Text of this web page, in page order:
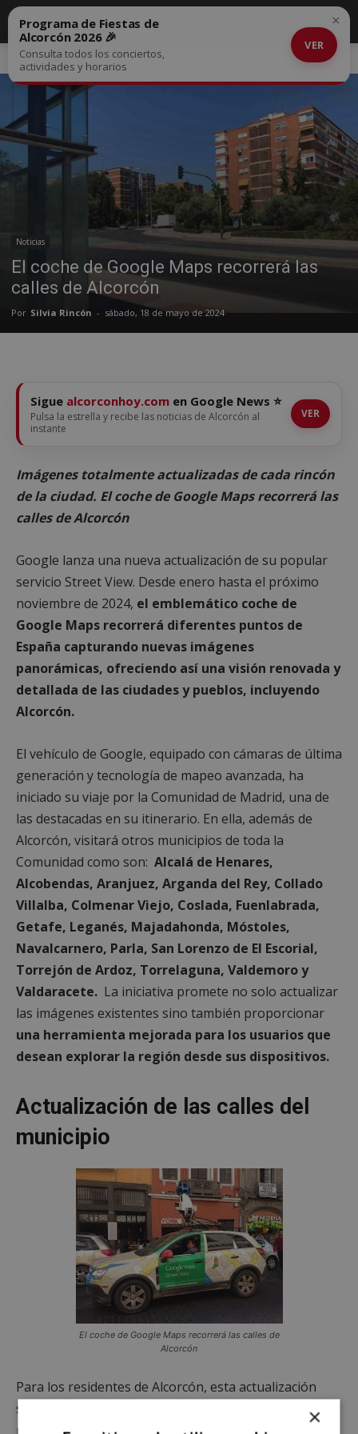
Inicio Noticias
Noticias
El coche de Google Maps recorrerá las
calles de Alcorcón
Por Silvia Rincón - sábado, 18 de mayo de 2024
Programa de Fiestas de
Alcorcón 2026 🎉
Consulta todos los conciertos,
actividades y horarios
VER
×
Sigue alcorconhoy.com en Google News ⭐
Pulsa la estrella y recibe las noticias de Alcorcón al
instante
VER
Imágenes totalmente actualizadas de cada rincón
de la ciudad. El coche de Google Maps recorrerá las
calles de Alcorcón
Google lanza una nueva actualización de su popular
servicio Street View. Desde enero hasta el próximo
noviembre de 2024, el emblemático coche de
Google Maps recorrerá diferentes puntos de
España capturando nuevas imágenes
panorámicas, ofreciendo así una visión renovada y
detallada de las ciudades y pueblos, incluyendo
Alcorcón.
El vehículo de Google, equipado con cámaras de última
generación y tecnología de mapeo avanzada, ha
iniciado su viaje por la Comunidad de Madrid, una de
las destacadas en su itinerario. En ella, además de
Alcorcón, visitará otros municipios de toda la
Comunidad como son: Alcalá de Henares,
Alcobendas, Aranjuez, Arganda del Rey, Collado
Villalba, Colmenar Viejo, Coslada, Fuenlabrada,
Getafe, Leganés, Majadahonda, Móstoles,
Navalcarnero, Parla, San Lorenzo de El Escorial,
Torrejón de Ardoz, Torrelaguna, Valdemoro y
Valdaracete. La iniciativa promete no solo actualizar
las imágenes existentes sino también proporcionar
una herramienta mejorada para los usuarios que
desean explorar la región desde sus dispositivos.
Actualización de las calles del
municipio
El coche de Google Maps recorrerá las calles de
Alcorcón
Para los residentes de Alcorcón, esta actualización
significa una oportunidad para que la ciudad se
muestre con su mejor cara en una de las plataformas
×